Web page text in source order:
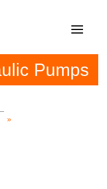
Toggle
Pumps
»